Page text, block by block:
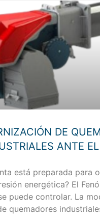
DE
ANTE
está preparada para
energética? El
puede controlar. La
quemadores